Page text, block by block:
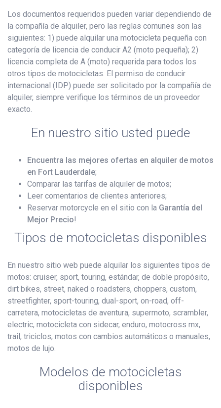
Los documentos requeridos pueden variar dependiendo de
la compañía de alquiler, pero las reglas comunes son las
siguientes: 1) puede alquilar una motocicleta pequeña con
categoría de licencia de conducir A2 (moto pequeña); 2)
licencia completa de A (moto) requerida para todos los
otros tipos de motocicletas. El permiso de conducir
internacional (IDP) puede ser solicitado por la compañía de
alquiler, siempre verifique los términos de un proveedor
exacto.
En nuestro sitio usted puede
Encuentra las mejores ofertas en alquiler de motos
en Fort Lauderdale;
Comparar las tarifas de alquiler de motos;
Leer comentarios de clientes anteriores;
Reservar motorcycle en el sitio con la Garantía del
Mejor Precio!
Tipos de motocicletas disponibles
En nuestro sitio web puede alquilar los siguientes tipos de
motos: cruiser, sport, touring, estándar, de doble propósito,
dirt bikes, street, naked o roadsters, choppers, custom,
streetfighter, sport-touring, dual-sport, on-road, off-
carretera, motocicletas de aventura, supermoto, scrambler,
electric, motocicleta con sidecar, enduro, motocross mx,
trail, triciclos, motos con cambios automáticos o manuales,
motos de lujo.
Modelos de motocicletas
disponibles